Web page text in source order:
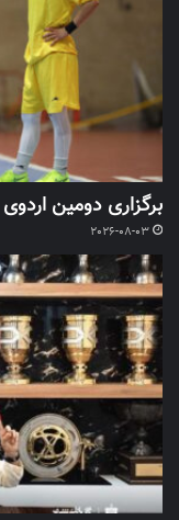
برگزاری دومین
2026-08-03